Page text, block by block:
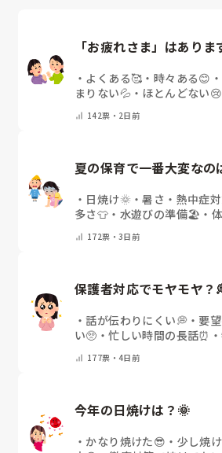
「お疲れさま」はあり
・ よくある🥰 ・ 時々ある😊 ・
まりない💦 ・ ほとんどない😢
142票・ 2日前
夏の保育で一番大変なの
・ 日焼け🌞 ・暑さ・熱中症
多さ👕 ・ 水遊びの準備🏖️ ・
172票・3日前
保護者対応でモヤモヤ？
・話が伝わりにくい💭 ・ 要
い🥺 ・忙しい時間の長話⏰ ・
ください)
177票・4日前
今年の日焼けは？🌞
・ かなり焼けた😎 ・ 少し焼